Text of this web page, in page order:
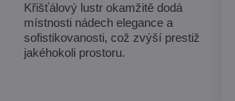
Křišťálový lustr okamžitě dodá
místnosti nádech elegance a
sofistikovanosti, což zvýší prestiž
jakéhokoli prostoru.